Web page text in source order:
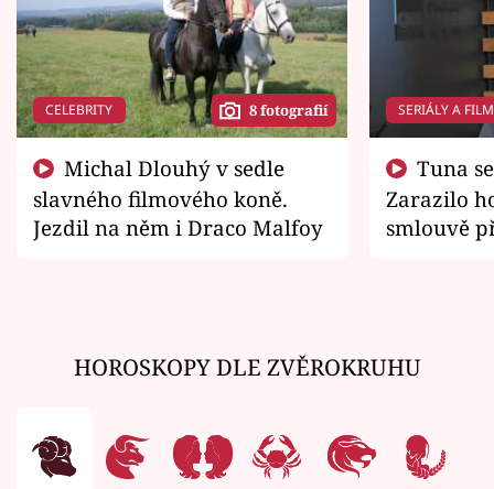
CELEBRITY 8 fotografií
slavného filmového koně.
Jezdil na něm i Draco Malfoy
SERIÁLY A
Zarazilo
smlouvě
HOROSKOPY DLE ZVĚROKRUHU